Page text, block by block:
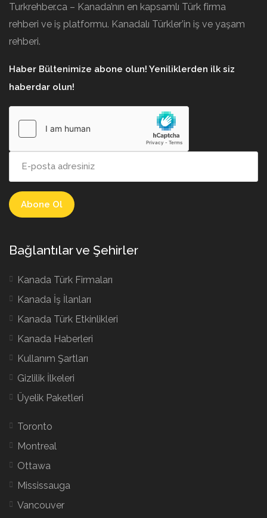
Turkrehber.ca – Kanada’nın en kapsamlı Türk firma
rehberi ve iş platformu. Kanadalı Türkler’in iş ve yaşam
rehberi.
Haber Bültenimize abone olun! Yeniliklerden ilk siz
haberdar olun!
Bağlantılar ve Şehirler
Kanada Türk Firmaları
Kanada İş İlanları
Kanada Türk Etkinlikleri
Kanada Haberleri
Kullanım Şartları
Gizlilik İlkeleri
Üyelik Paketleri
Toronto
Montreal
Ottawa
Mississauga
Vancouver